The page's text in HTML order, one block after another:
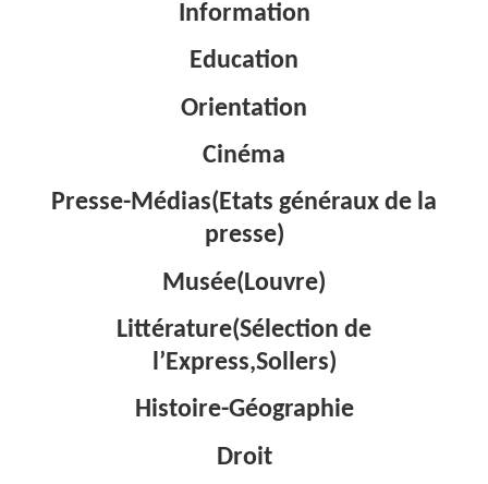
Information
Education
Orientation
Cinéma
Presse-Médias(Etats généraux de la
presse)
Musée(Louvre)
Littérature(Sélection de
l’Express,Sollers)
Histoire-Géographie
Droit